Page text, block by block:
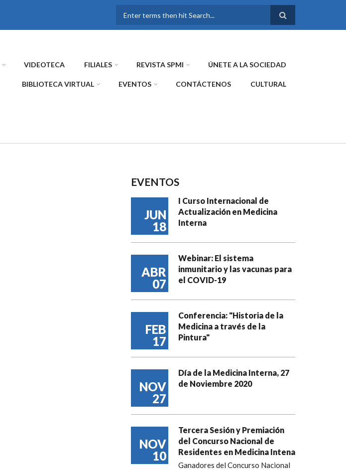
FORMULARIO DE
VIDEOTECA FILIALES REVISTA SPMI ÚNETE A LA SOCIEDAD
BIBLIOTECA VIRTUAL EVENTOS CONTÁCTENOS CULTURAL
EVENTOS
JUN
18
I Curso Internacional de
Actualización en Medicina
Interna
ABR
07
Webinar: El sistema
inmunitario y las vacunas para
el COVID-19
FEB
17
Conferencia: "Historia de la
Medicina a través de la
Pintura"
NOV
27
Día de la Medicina Interna, 27
de Noviembre 2020
NOV
10
Tercera Sesión y Premiación
del Concurso Nacional de
Residentes en Medicina Intena
Ganadores del Concurso Nacional